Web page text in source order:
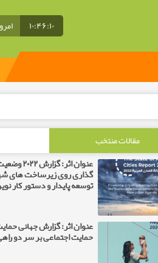
۱۰:۴۶:۱۲ امروز:
مقالات منتخب
عنوان
گذاری روی زیرساخت های
توسعه پایدار و دستور کار
حمایت اجتماعی بر سر دو